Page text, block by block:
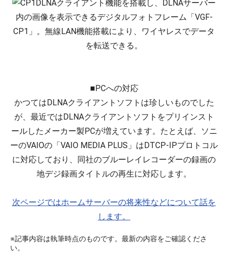
DLNAクライアント機能を搭載し、DLNAサーバー
内の画像を表示できるデジタルフォトフレーム「VGF-
CP1」。無線LAN機能搭載により、ワイヤレスでデータ
を転送できる。
■PCへの対応
かつてはDLNAクライアントソフトは珍しいものでした
が、最近ではDLNAクライアントソフトをプリインスト
ールしたメーカー製PCが増えています。たとえば、ソニ
ーのVAIOの「VAIO MEDIA PLUS」はDTCP-IPプロトコル
に対応しており、同社のブルーレイレコーダーの録画の
地デジ録画タイトルの再生に対応します。
次ページではホームサーバーの将来性などについて話を
します。
※記事内容は執筆時点のものです。最新の内容をご確認くださ
い。